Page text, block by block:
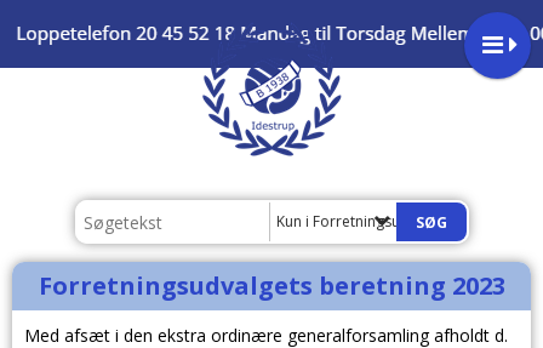
Kun i Forretningsudvalgets beretning
Forretningsudvalgets beretning 2023
Med afsæt i den ekstra ordinære generalforsamling afholdt d.